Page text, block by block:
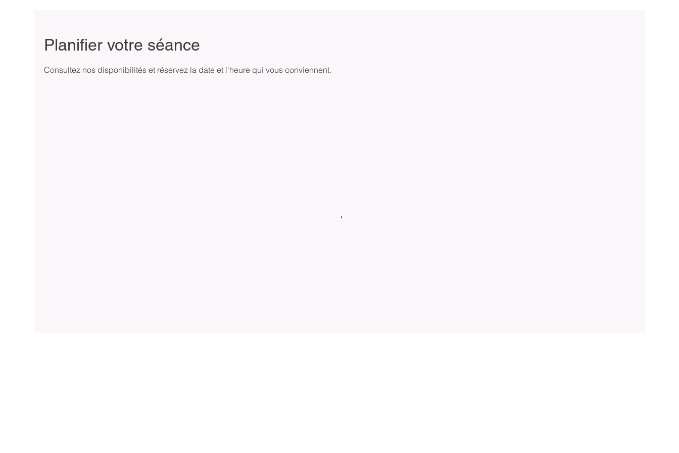
Planifier votre séance
Consultez nos disponibilités et réservez la date et l'heure qui vous conviennent.